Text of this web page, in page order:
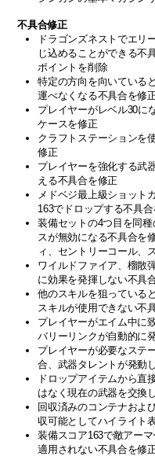
不具合修正
ドラゴンズネストでエリ
じ込めることができる不
ポイントを削除
特定の方向を向いている
運べなくなる不具合を修
プレイヤーがレベル30に
ケースを修正
クラフトステーションを
修正
プレイヤーを強化する武
える不具合を修正
メドベジ最上級ショット
163でドロップする不具
装備セットの4つ目を同
スが無効になる不具合を
ィ、セントリーコール、
ワイルドファイア、榴散
に効果を発揮しない不具
他のスキルを狙っている
スキルが使用できない不
プレイヤーがエイム中に
バリーリンクが自動的に
プレイヤーが必要なステ
合、武器タレントが発動
ドロップアイテムから直
はなく現在の武器を交換
回収済みのコンテナおよ
収可能としてハイライト
装備スコア163で敵アー
適用されない不具合を修